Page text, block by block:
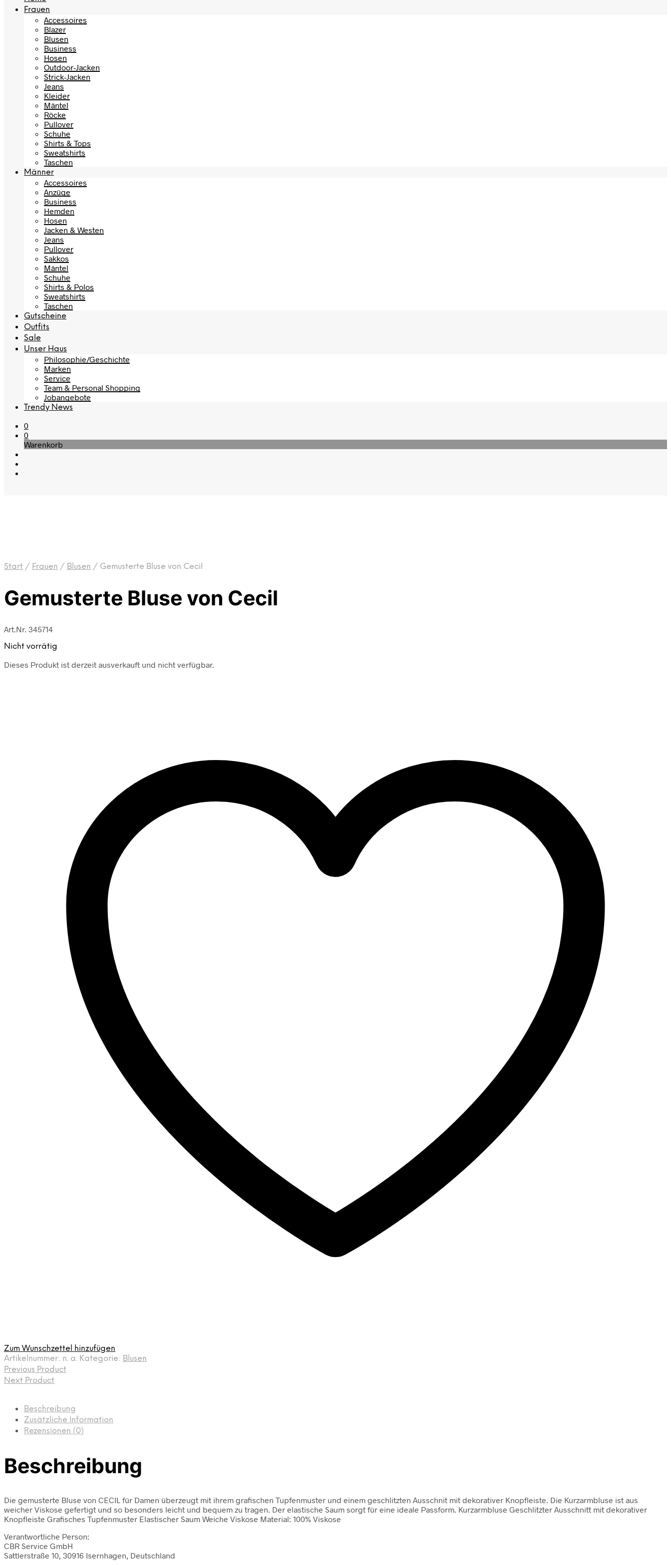
Frauen
Accessoires
Blazer
Blusen
Business
Hosen
Outdoor-Jacken
Strick-Jacken
Jeans
Kleider
Mäntel
Röcke
Pullover
Schuhe
Shirts & Tops
Sweatshirts
Taschen
Männer
Accessoires
Anzüge
Business
Hemden
Hosen
Jacken & Westen
Jeans
Pullover
Sakkos
Mäntel
Schuhe
Shirts & Polos
Sweatshirts
Taschen
Gutscheine
Outfits
Sale
Unser Haus
Philosophie/Geschichte
Marken
Service
Team & Personal Shopping
Jobangebote
Trendy News
0
0
Warenkorb
Start / Frauen / Blusen / Gemusterte Bluse von Cecil
Gemusterte Bluse von Cecil
Art.Nr. 345714
Nicht vorrätig
Dieses Produkt ist derzeit ausverkauft und nicht verfügbar.
Zum Wunschzettel hinzufügen
Artikelnummer: n. a. Kategorie: Blusen
Previous Product
Next Product
Beschreibung
Zusätzliche Information
Rezensionen (0)
Beschreibung
Die gemusterte Bluse von CECIL für Damen überzeugt mit ihrem grafischen Tupfenmuster und einem geschlitzten Ausschnit mit dekorativer Knopfleiste. Die Kurzarmbluse ist aus
weicher Viskose gefertigt und so besonders leicht und bequem zu tragen. Der elastische Saum sorgt für eine ideale Passform. Kurzarmbluse Geschlitzter Ausschnitt mit dekorativer
Knopfleiste Grafisches Tupfenmuster Elastischer Saum Weiche Viskose Material: 100% Viskose
Verantwortliche Person:
CBR Service GmbH
Sattlerstraße 10, 30916 Isernhagen, Deutschland